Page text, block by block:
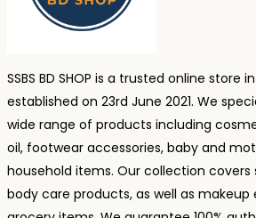
SSBS BD SHOP is a trusted online store
established on 23rd June 2021. We
wide range of products including
oil, footwear accessories, baby and
household items. Our collection covers
body care products, as well as makeup